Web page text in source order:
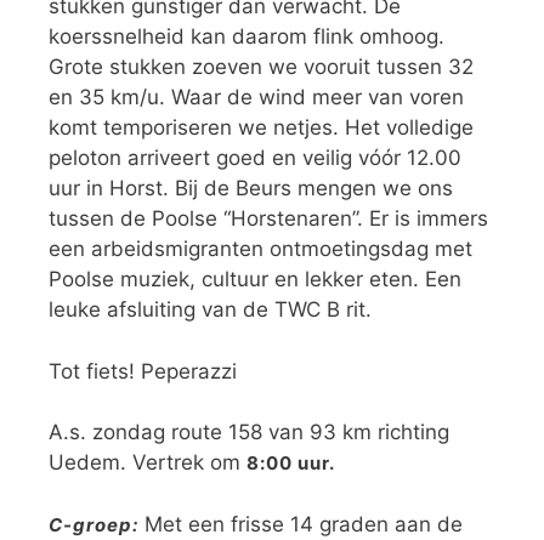
stukken gunstiger dan verwacht. De
koerssnelheid kan daarom flink omhoog.
Grote stukken zoeven we vooruit tussen 32
en 35 km/u. Waar de wind meer van voren
komt temporiseren we netjes. Het volledige
peloton arriveert goed en veilig vóór 12.00
uur in Horst. Bij de Beurs mengen we ons
tussen de Poolse “Horstenaren”. Er is immers
een arbeidsmigranten ontmoetingsdag met
Poolse muziek, cultuur en lekker eten. Een
leuke afsluiting van de TWC B rit.
Tot fiets! Peperazzi
A.s. zondag route 158 van 93 km richting
Uedem. Vertrek om 8:00 uur.
C-groep: Met een frisse 14 graden aan de